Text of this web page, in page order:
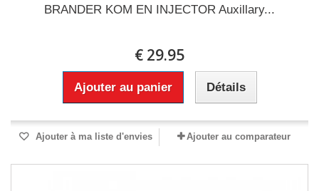
BRANDER KOM EN INJECTOR Auxillary...
€ 29.95
Ajouter au panier Détails
Ajouter à ma liste d'envies Ajouter au comparateur